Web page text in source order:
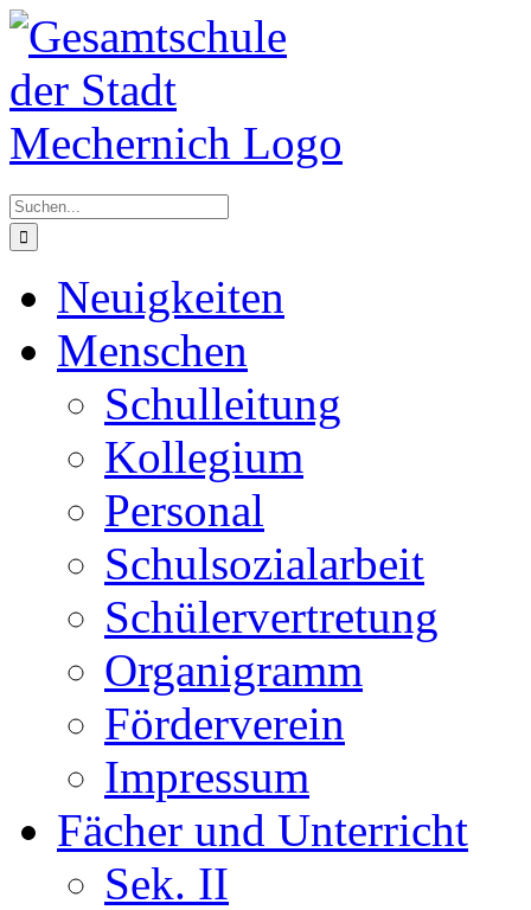
Zum
Inhalt
springen
nach:
Neuigkeiten
Menschen
Schulleitung
Kollegium
Personal
Schulsozialarbeit
Schülervertretung
Organigramm
Förderverein
Impressum
Fächer und Unterricht
Sek. II